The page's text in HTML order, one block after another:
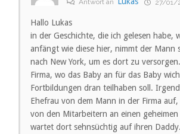
Antwort an 27/01/
Hallo Lukas
in der Geschichte, die ich gelesen habe,
anfängt wie diese hier, nimmt der Mann
nach New York, um es dort zu
Firma, wo das Baby an für das Baby
Fortbildungen dran teilhaben soll.
Ehefrau von dem Mann in der Firma
von den Mitarbeitern an einen
wartet dort sehnsüchtig auf ihren Daddy.